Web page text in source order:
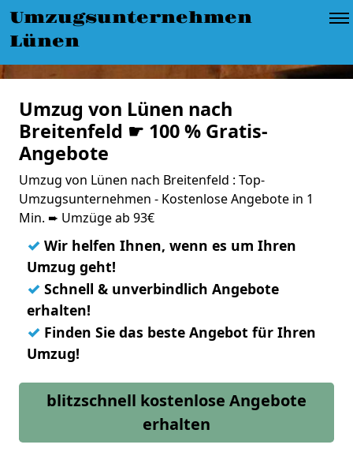
Umzugsunternehmen
Lünen
Umzug von Lünen nach
Breitenfeld ☛ 100 % Gratis-
Angebote
Umzug von Lünen nach Breitenfeld : Top-
Umzugsunternehmen - Kostenlose Angebote in 1
Min. ➨ Umzüge ab 93€
✓ Wir helfen Ihnen, wenn es um Ihren
Umzug geht!
✓ Schnell & unverbindlich Angebote
erhalten!
✓ Finden Sie das beste Angebot für Ihren
Umzug!
blitzschnell kostenlose Angebote
erhalten